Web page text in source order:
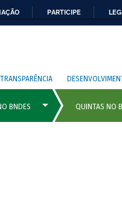
PARTICIPE
TRANSPARÊNCIA